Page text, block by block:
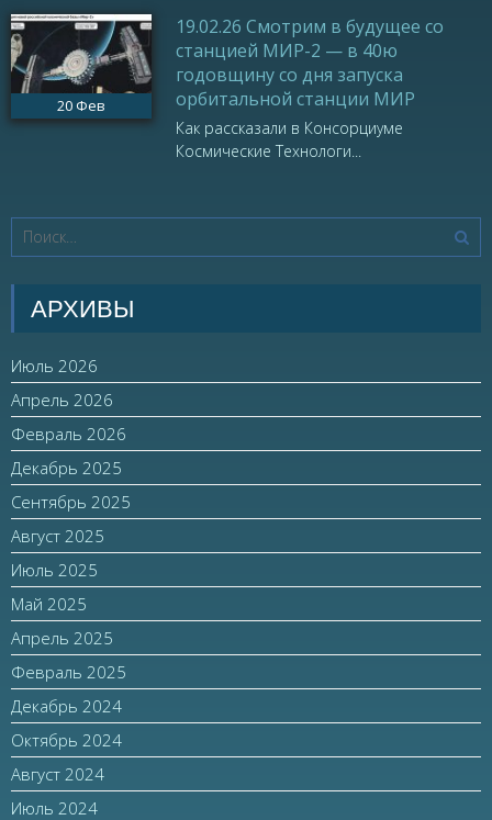
20 Фев
19.02.26 Смотрим в будущее со
станцией МИР-2 — в 40ю
годовщину со дня запуска
орбитальной станции МИР
Как рассказали в Консорциуме
Космические Технологи...
АРХИВЫ
Июль 2026
Апрель 2026
Февраль 2026
Декабрь 2025
Сентябрь 2025
Август 2025
Июль 2025
Май 2025
Апрель 2025
Февраль 2025
Декабрь 2024
Октябрь 2024
Август 2024
Июль 2024